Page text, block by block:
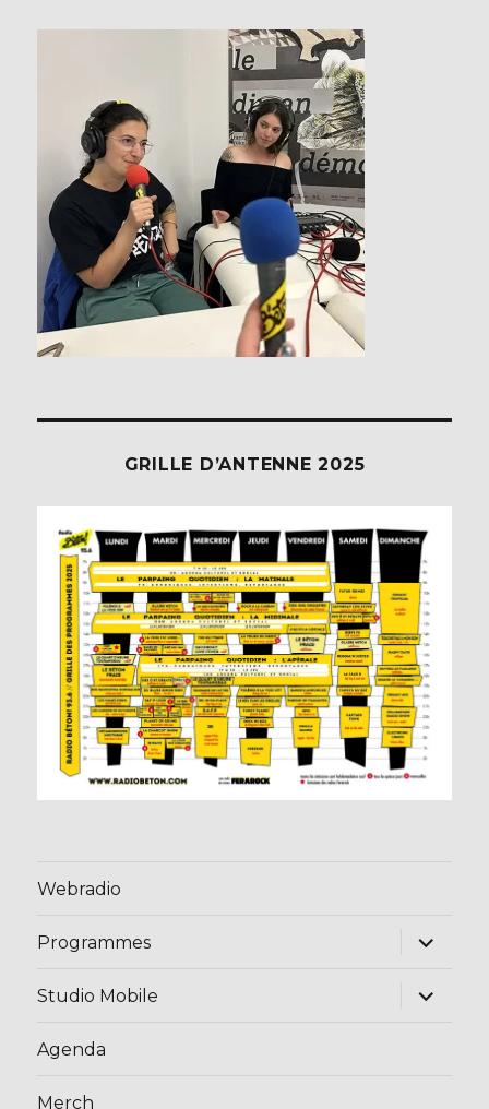
GRILLE D’ANTENNE 2025
Webradio
Programmes
ouvrir
menu
Studio Mobile
ouvrir
Agenda
Merch